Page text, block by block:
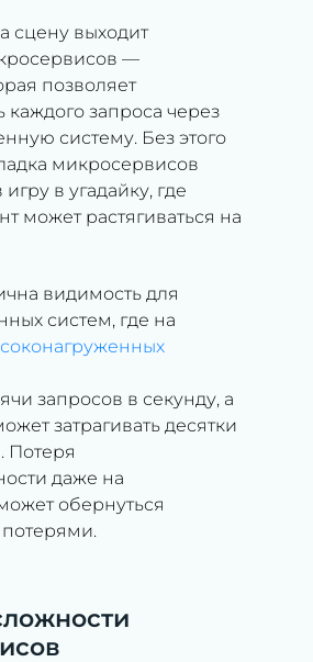
сцену выходит
—
позволяет
каждого запроса через
систему. Без этого
микросервисов
в угадайку, где
может растягиваться на
видимость для
систем, где на
запросов в секунду, а
затрагивать десятки
Потеря
даже на
обернуться